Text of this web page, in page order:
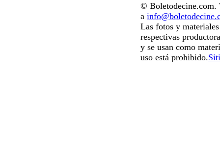
© Boletodecine.com.
a
Las fotos y
respectivas
y se usan como
uso está prohibido.